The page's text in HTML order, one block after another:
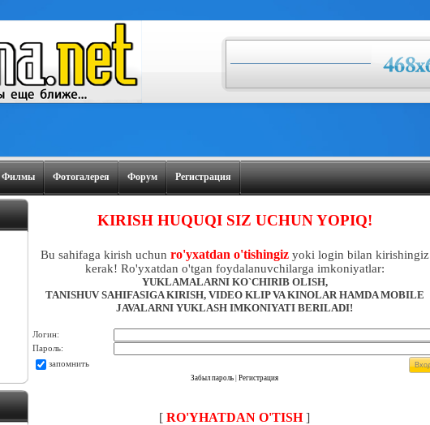
Филмы Фотогалерея Форум Регистрация
KIRISH HUQUQI SIZ UCHUN YOPIQ!
Bu sahifaga kirish uchun ro'yxatdan o'tishingizyoki login bilan kirishingiz
kerak! Ro'yxatdan o'tgan foydalanuvchilarga imkoniyatlar:
YUKLAMALARNI KO`CHIRIB OLISH,
TANISHUV SAHIFASIGA KIRISH, VIDEO KLIP VA KINOLAR HAMDA MOBILE
JAVALARNI YUKLASH IMKONIYATI BERILADI!
Логин:
Пароль:
запомнить
Забыл пароль Регистрация
[ RO'YHATDAN O'TISH]